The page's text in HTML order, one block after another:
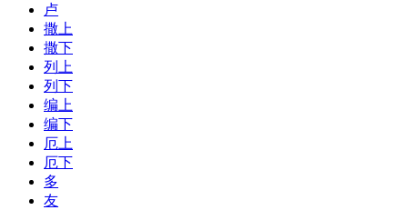
卢
撒上
撒下
列上
列下
编上
编下
厄上
厄下
多
友